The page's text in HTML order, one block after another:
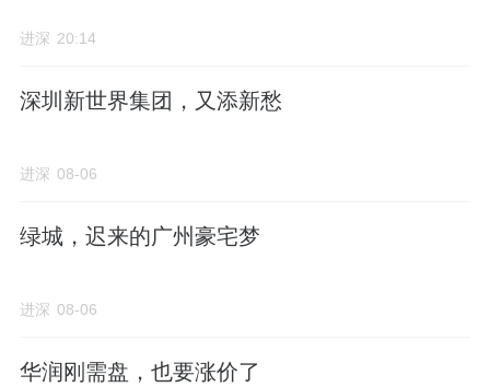
劣势。
首先一点，是其产权年限问题。
产权年限剩余已不足
也就是说，项目虽然是一手房，但其土地年限
进深 20:14
深圳新世界集团，又添新愁
进深 08-06
绿城，迟来的广州豪宅梦
进深 08-06
华润刚需盘，也要涨价了